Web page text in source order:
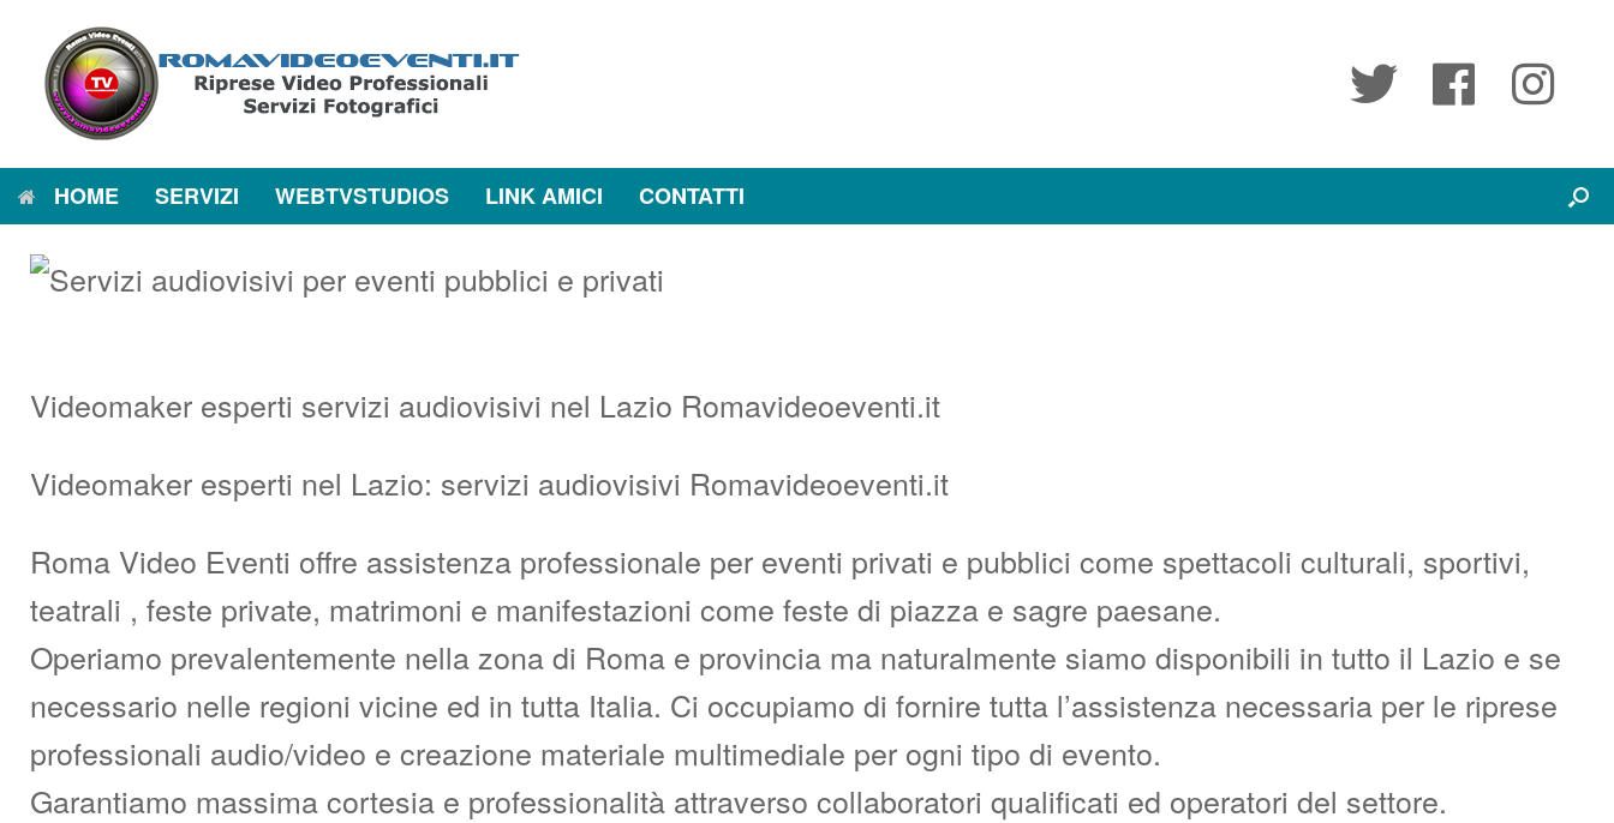
contenuto
HOME SERVIZI WEBTVSTUDIOS LINK AMICI CONTATTI
Videomaker esperti servizi audiovisivi nel Lazio Romavideoeventi.it
Videomaker esperti nel Lazio: servizi audiovisivi Romavideoeventi.it
Roma Video Eventi offre assistenza professionale per eventi privati e pubblici come spettacoli culturali, sportivi,
teatrali , feste private, matrimoni e manifestazioni come feste di piazza e sagre paesane.
Operiamo prevalentemente nella zona di Roma e provincia ma naturalmente siamo disponibili in tutto il Lazio e se
necessario nelle regioni vicine ed in tutta Italia. Ci occupiamo di fornire tutta l’assistenza necessaria per le riprese
professionali audio/video e creazione materiale multimediale per ogni tipo di evento.
Garantiamo massima cortesia e professionalità attraverso collaboratori qualificati ed operatori del settore.